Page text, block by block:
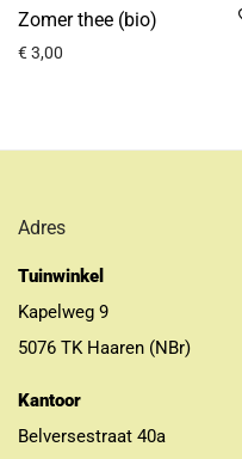
Zomer thee (bio)
€3,00
Adres
Tuinwinkel
Kapelweg 9
5076 TK Haaren (NBr)
Kantoor
Belversestraat 40a